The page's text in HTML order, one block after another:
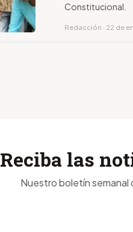
Constitucional.
Redacción · 22 de
Reciba las
Nuestro boletín semanal